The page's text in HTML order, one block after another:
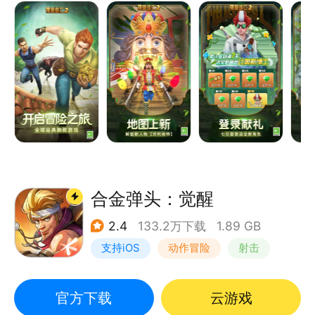
角色扮演运动类冒险游戏。全球海量玩家都在玩， 这
是一条怎么跑都跑不完的路程，但是却也给人一种希
望，也许出口，也许胜利就在前方，只要我们坚持不
懈，终会到达希望的港口，胜利的彼岸！所以你还在等
待什么呢？如果你够胆的话就拿起手机跟我踏上逃亡之
旅吧！
合金弹头：觉醒
2.4 133.2万下载 1.89 GB
支持iOS 动作冒险 射击
官方下载 云游戏